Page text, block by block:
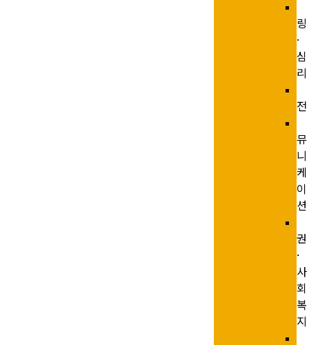
링
·
심
리
전
뮤
니
케
이
션
권
·
사
회
복
지